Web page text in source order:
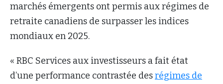
marchés émergents ont permis aux régimes de
retraite canadiens de surpasser les indices
mondiaux en 2025.
« RBC Services aux investisseurs a fait état
d’une performance contrastée desrégimes de